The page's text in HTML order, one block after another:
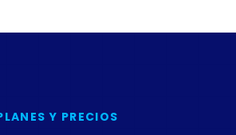
Y PRECIOS